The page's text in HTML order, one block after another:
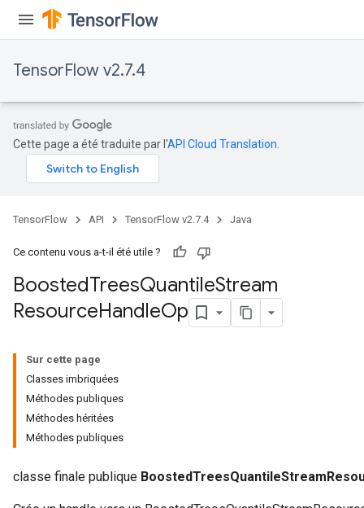
TensorFlow v2.7.4
Cette page a été traduite par l'API Cloud Translation
TensorFlow API TensorFlow v2.7.4 Java
Ce contenu vous a-t-il été utile ?
BoostedTreesQuantileStream
ResourceHandleOp
Sur cette page
Classes imbriquées
Méthodes publiques
Méthodes héritées
Méthodes publiques
classe finale publique